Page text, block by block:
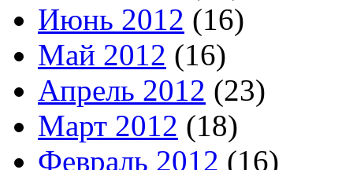
Июнь 2012 (16)
Май 2012 (16)
Апрель 2012 (23)
Март 2012 (18)
Февраль 2012 (16)